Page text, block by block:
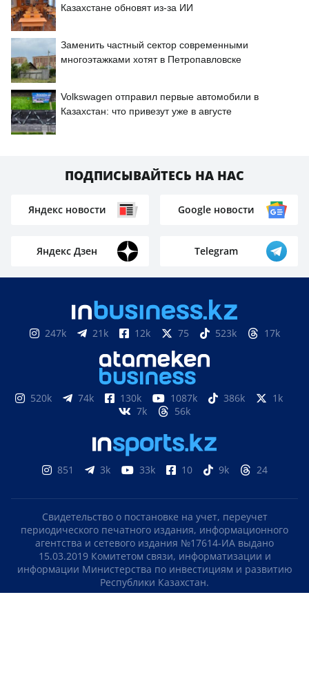
Казахстане обновят из-за ИИ
Заменить частный сектор современными
многоэтажками хотят в Петропавловске
Volkswagen отправил первые автомобили в
Казахстан: что привезут уже в августе
ПОДПИСЫВАЙТЕСЬ НА НАС
Яндекс новости Google новости
Яндекс Дзен Telegram
247k 21k 12k 75 523k 17k
520k 74k 130k 1087k 386k
1k
7k
56k
851 3k 33k 10 9k 24
Свидетельство о постановке на учет, переучет
периодического печатного издания, информационного
агентства и сетевого издания №17614-ИА выдано
15.03.2019 Комитетом связи, информатизации и
информации Министерства по инвестициям и развитию
Республики Казахстан.